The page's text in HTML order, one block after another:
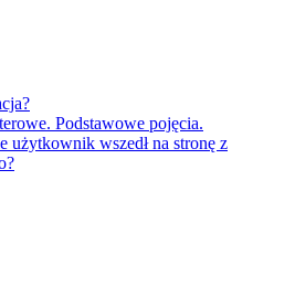
Podstawowe pojęcia.
użytkownik wszedł na stronę z